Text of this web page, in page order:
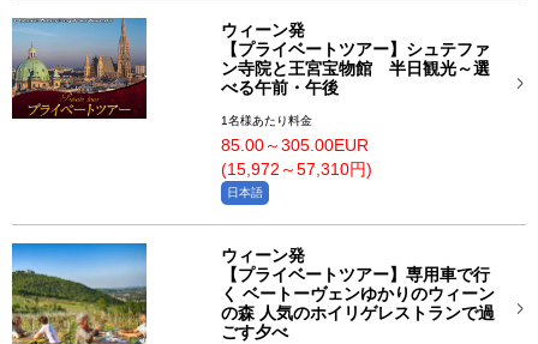
ウィーン発
【プライベートツアー】シュテファ
ン寺院と王宮宝物館 半日観光～選
べる午前・午後
1名様あたり料金
85.00～305.00EUR
(15,972～57,310円)
日本語
ウィーン発
【プライベートツアー】専用車で行
く ベートーヴェンゆかりのウィーン
の森 人気のホイリゲレストランで過
ごす夕べ